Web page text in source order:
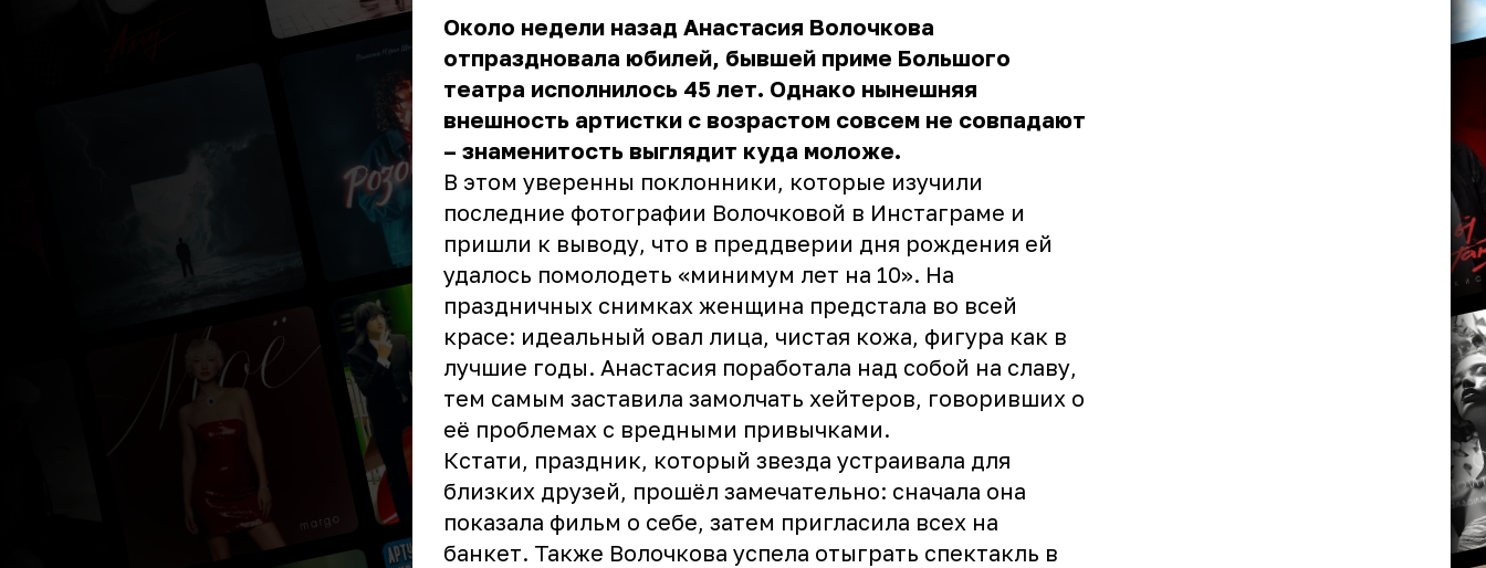
Около недели назад Анастасия Волочкова
отпраздновала юбилей, бывшей приме Большого
театра исполнилось 45 лет. Однако нынешняя
внешность артистки с возрастом совсем не совпадают
– знаменитость выглядит куда моложе.
В этом уверенны поклонники, которые изучили
последние фотографии Волочковой в Инстаграме и
пришли к выводу, что в преддверии дня рождения ей
удалось помолодеть «минимум лет на 10». На
праздничных снимках женщина предстала во всей
красе: идеальный овал лица, чистая кожа, фигура как в
лучшие годы. Анастасия поработала над собой на славу,
тем самым заставила замолчать хейтеров, говоривших о
её проблемах с вредными привычками.
Кстати, праздник, который звезда устраивала для
близких друзей, прошёл замечательно: сначала она
показала фильм о себе, затем пригласила всех на
банкет. Также Волочкова успела отыграть спектакль в